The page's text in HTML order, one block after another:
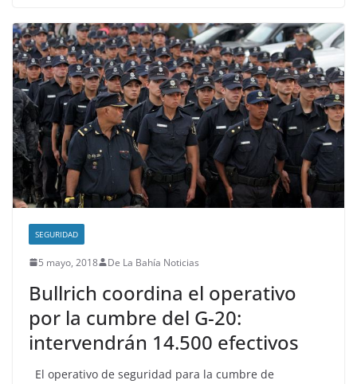
SEGURIDAD
5 mayo, 2018 De La Bahía Noticias
Bullrich coordina el operativo
por la cumbre del G-20:
intervendrán 14.500 efectivos
El operativo de seguridad para la cumbre de